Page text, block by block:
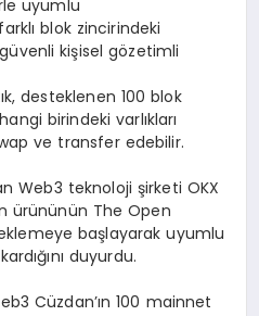
uyumlu
blok zincirindeki
kişisel gözetimli
desteklenen 100 blok
birindeki varlıkları
ve transfer edebilir.
Web3 teknoloji şirketi OKX
ürününün The Open
başlayarak uyumlu
duyurdu.
Cüzdan’ın 100 mainnet